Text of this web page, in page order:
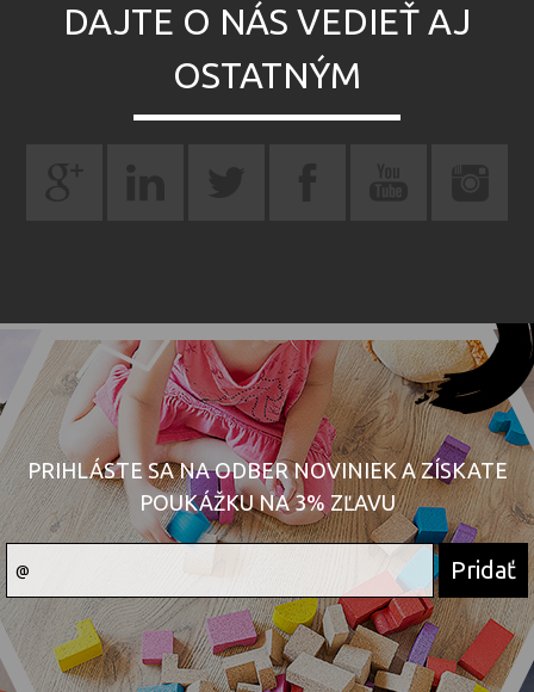
DAJTE O NÁS VEDIEŤ AJ
OSTATNÝM
PRIHLÁSTE SA NA ODBER NOVINIEK A ZÍSKATE
POUKÁŽKU NA 3% ZĽAVU